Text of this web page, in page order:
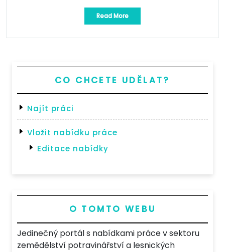
Read More„Brigáda
na
CO CHCETE UDĚLAT?
Najít práci
Vložit nabídku práce
Editace nabídky
O TOMTO WEBU
Jedinečný portál s nabídkami práce v sektoru
zemědělství potravinářství a lesnických